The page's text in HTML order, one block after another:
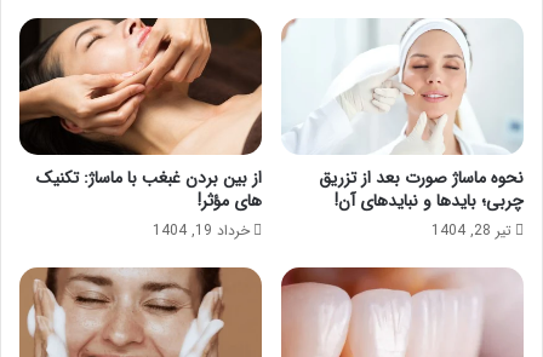
نحوه ماساژ صورت بعد از تزریق
چربی؛ بایدها و نبایدهای آن!
تیر 28, 1404
از بین بردن غبغب با ماساژ: تکنیک
های مؤثر!
خرداد 19, 1404